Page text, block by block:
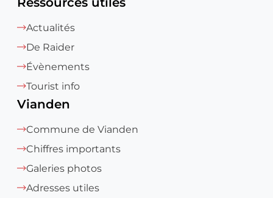
Actualités
De Raider
Évènements
Tourist info
Vianden
Commune de Vianden
Chiffres importants
Galeries photos
Adresses utiles